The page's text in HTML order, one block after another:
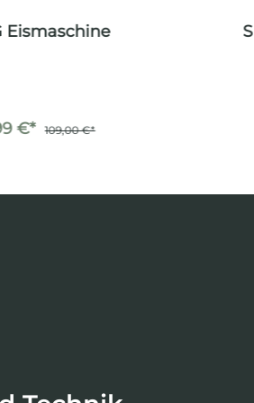
Eismaschine
€* 109,00 €*